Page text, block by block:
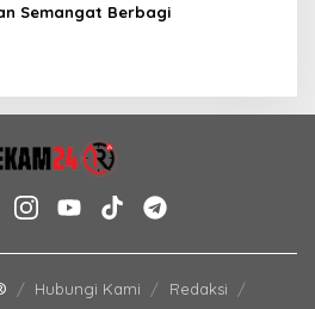
Semangat Berbagi
Hubungi Kami
Redaksi